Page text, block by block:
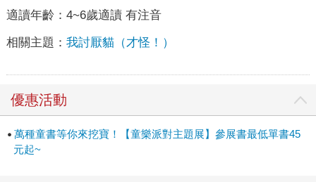
適讀年齡： 4~6歲適讀 有注音
相關主題： 我討厭貓（才怪！）
優惠活動
萬種童書等你來挖寶！【童樂派對主題展】參展書最低單書45
元起~